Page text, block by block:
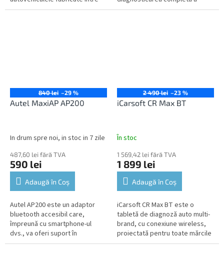
anii 1996 și 2020.
tuturor calculatoarelor, inclusiv
840 lei –29 %
Autel MaxiAP AP200
In drum spre noi, in stoc in 7 zile
487,60 lei fără TVA
590 lei
Adaugă în Coş
Autel AP200 este un adaptor
bluetooth accesibil care,
împreună cu smartphone-ul
dvs., va oferi suport în
diagnosticarea tuturor unităților
2 490 lei –23 %
iCarsoft CR Max BT
În stoc
1 569,42 lei fără TVA
1 899 lei
Adaugă în Coş
iCarsoft CR Max BT este o
tabletă de diagnoză auto multi-
brand, cu conexiune wireless,
proiectată pentru toate mărcile
de autovehicule produse până